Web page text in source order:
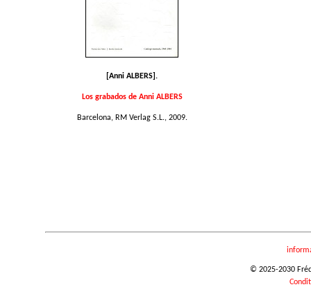
[Anni ALBERS].
Los grabados de Anni ALBERS
Barcelona, RM Verlag S.L., 2009.
© 2025-2030